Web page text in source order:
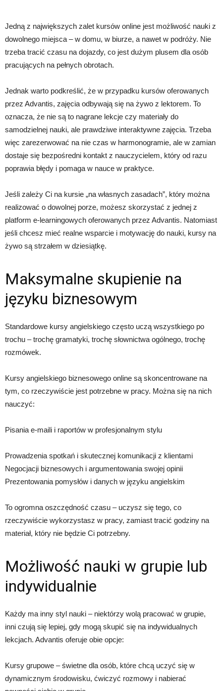
Jedną z największych zalet kursów online jest możliwość nauki z
dowolnego miejsca – w domu, w biurze, a nawet w podróży. Nie
trzeba tracić czasu na dojazdy, co jest dużym plusem dla osób
pracujących na pełnych obrotach.
Jednak warto podkreślić, że w przypadku kursów oferowanych
przez Advantis, zajęcia odbywają się na żywo z lektorem. To
oznacza, że nie są to nagrane lekcje czy materiały do
samodzielnej nauki, ale prawdziwe interaktywne zajęcia. Trzeba
więc zarezerwować na nie czas w harmonogramie, ale w zamian
dostaje się bezpośredni kontakt z nauczycielem, który od razu
poprawia błędy i pomaga w nauce w praktyce.
Jeśli zależy Ci na kursie „na własnych zasadach”, który można
realizować o dowolnej porze, możesz skorzystać z jednej z
platform e-learningowych oferowanych przez Advantis. Natomiast
jeśli chcesz mieć realne wsparcie i motywację do nauki, kursy na
żywo są strzałem w dziesiątkę.
Maksymalne skupienie na
języku biznesowym
Standardowe kursy angielskiego często uczą wszystkiego po
trochu – trochę gramatyki, trochę słownictwa ogólnego, trochę
rozmówek.
Kursy angielskiego biznesowego online są skoncentrowane na
tym, co rzeczywiście jest potrzebne w pracy. Można się na nich
nauczyć:
Pisania e-maili i raportów w profesjonalnym stylu
Prowadzenia spotkań i skutecznej komunikacji z klientami
Negocjacji biznesowych i argumentowania swojej opinii
Prezentowania pomysłów i danych w języku angielskim
To ogromna oszczędność czasu – uczysz się tego, co
rzeczywiście wykorzystasz w pracy, zamiast tracić godziny na
materiał, który nie będzie Ci potrzebny.
Możliwość nauki w grupie lub
indywidualnie
Każdy ma inny styl nauki – niektórzy wolą pracować w grupie,
inni czują się lepiej, gdy mogą skupić się na indywidualnych
lekcjach. Advantis oferuje obie opcje:
Kursy grupowe – świetne dla osób, które chcą uczyć się w
dynamicznym środowisku, ćwiczyć rozmowy i nabierać